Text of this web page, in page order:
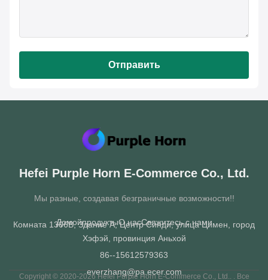
Отправить
Hefei Purple Horn E-Commerce Co., Ltd.
Мы разные, создавая безграничные возможности!!
ДомойпродуктыО насСвяжитесь с нами
Комната 1306B, Здание A, Центр Синди, улица Цимен, город
Хэфэй, провинция Аньхой
86--15612579363
everzhang@pa.ecer.com
Copyright © 2020-2026 Hefei Purple Horn E-Commerce Co., Ltd.. . Все